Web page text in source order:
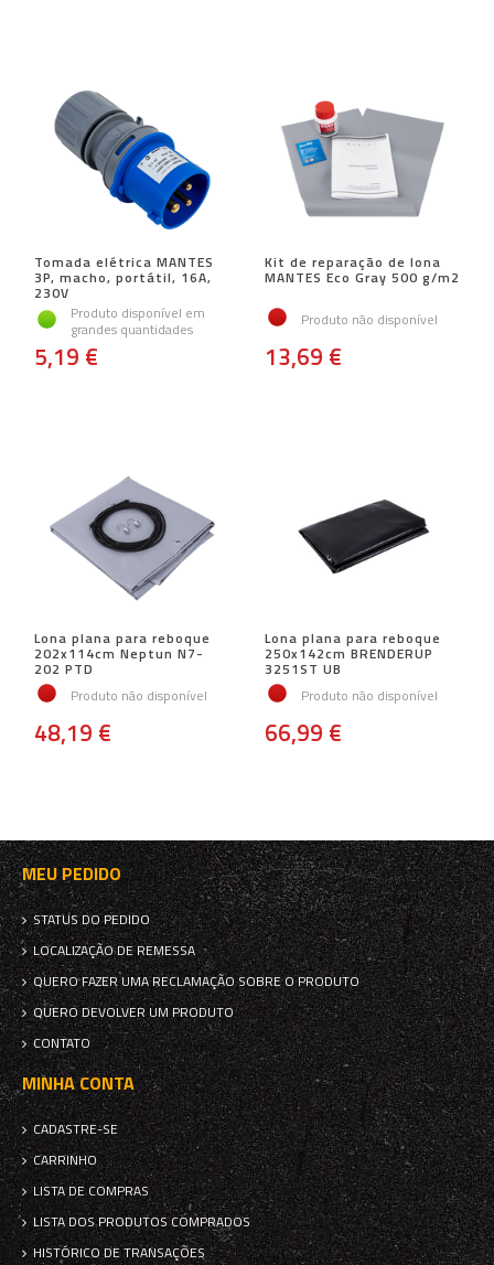
Tomada elétrica MANTES
3P, macho, portátil, 16A,
230V
Produto disponível em
grandes quantidades
5,19 €
Kit de reparação de lona
MANTES Eco Gray 500 g/m2
Produto não disponível
13,69 €
Lona plana para reboque
202x114cm Neptun N7-
202 PTD
Produto não disponível
48,19 €
Lona plana para reboque
250x142cm BRENDERUP
3251ST UB
Produto não disponível
66,99 €
MEU PEDIDO
STATUS DO PEDIDO
LOCALIZAÇÃO DE REMESSA
QUERO FAZER UMA RECLAMAÇÃO SOBRE O PRODUTO
QUERO DEVOLVER UM PRODUTO
CONTATO
MINHA CONTA
CADASTRE-SE
CARRINHO
LISTA DE COMPRAS
LISTA DOS PRODUTOS COMPRADOS
HISTÓRICO DE TRANSAÇÕES